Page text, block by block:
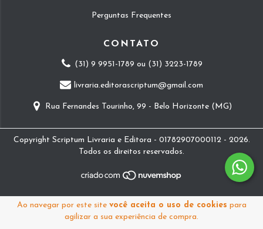
Ao navegar por este site você aceita o uso de cookies para
agilizar a sua experiência de compra.
Perguntas Frequentes
CONTATO
(31) 9 9951-1789 ou (31) 3223-1789
livraria.editorascriptum@gmail.com
Rua Fernandes Tourinho, 99 - Belo Horizonte (MG)
Copyright Scriptum Livraria e Editora - 01782907000112 - 2026.
Todos os direitos reservados.